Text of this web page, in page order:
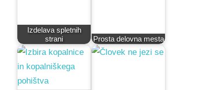
Izdelava spletnih
strani
Prosta delovna mesta